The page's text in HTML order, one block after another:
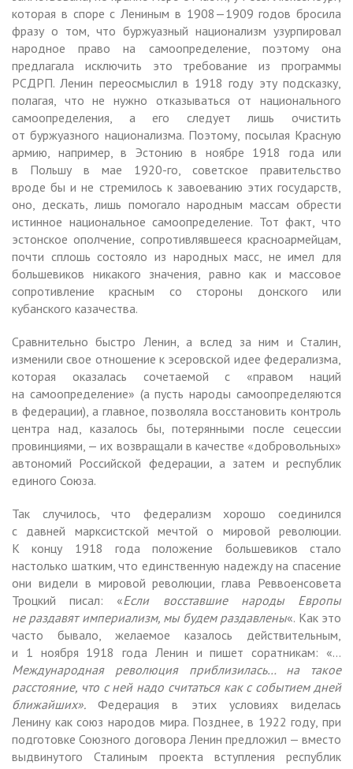
которая в споре с Лениным в 1908—1909 годов бросила
фразу о том, что буржуазный национализм узурпировал
народное право на самоопределение, поэтому она
предлагала исключить это требование из программы
РСДРП. Ленин переосмыслил в 1918 году эту подсказку,
полагая, что не нужно отказываться от национального
самоопределения, а его следует лишь очистить
от буржуазного национализма. Поэтому, посылая Красную
армию, например, в Эстонию в ноябре 1918 года или
в Польшу в мае 1920-го, советское правительство
вроде бы и не стремилось к завоеванию этих государств,
оно, дескать, лишь помогало народным массам обрести
истинное национальное самоопределение. Тот факт, что
эстонское ополчение, сопротивлявшееся красноармейцам,
почти сплошь состояло из народных масс, не имел для
большевиков никакого значения, равно как и массовое
сопротивление красным со стороны донского или
кубанского казачества.
Сравнительно быстро Ленин, а вслед за ним и Сталин,
изменили свое отношение к эсеровской идее федерализма,
которая оказалась сочетаемой с «правом наций
на самоопределение» (а пусть народы самоопределяются
в федерации), а главное, позволяла восстановить контроль
центра над, казалось бы, потерянными после сецессии
провинциями, — их возвращали в качестве «добровольных»
автономий Российской федерации, а затем и республик
единого Союза.
Так случилось, что федерализм хорошо соединился
с давней марксистской мечтой о мировой революции.
К концу 1918 года положение большевиков стало
настолько шатким, что единственную надежду на спасение
они видели в мировой революции, глава Реввоенсовета
Троцкий писал: «Если восставшие народы Европы
не раздавят империализм, мы будем раздавлены«. Как это
часто бывало, желаемое казалось действительным,
и 1 ноября 1918 года Ленин и пишет соратникам: «…
Международная революция приблизилась… на такое
расстояние, что с ней надо считаться как с событием дней
ближайших».Федерация в этих условиях виделась
Ленину как союз народов мира. Позднее, в 1922 году, при
подготовке Союзного договора Ленин предложил — вместо
выдвинутого Сталиным проекта вступления республик